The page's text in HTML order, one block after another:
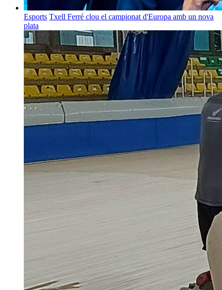
Esports Txell Ferré clou el campionat d'Europa amb un nova
plata